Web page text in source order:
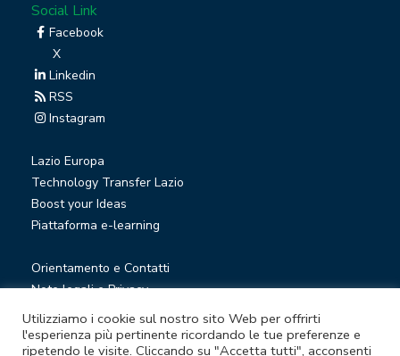
Social Link
Facebook
X
Linkedin
RSS
Instagram
Lazio Europa
Technology Transfer Lazio
Boost your Ideas
Piattaforma e-learning
Orientamento e Contatti
Note legali e Privacy
Privacy Newsletter
Società trasparente
Utilizziamo i cookie sul nostro sito Web per offrirti
l'esperienza più pertinente ricordando le tue preferenze e
ripetendo le visite. Cliccando su "Accetta tutti", acconsenti